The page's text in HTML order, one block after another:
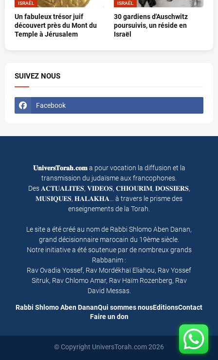
ISRAËL
Un fabuleux trésor juif
découvert près du Mont du
Temple à Jérusalem
ISRAËL
30 gardiens d'Auschwitz
poursuivis, un réside en
Israël
SUIVEZ NOUS
Facebook
𝐔𝐧𝐢𝐯𝐞𝐫𝐬𝐓𝐨𝐫𝐚𝐡.𝐜𝐨𝐦a pour vocation la diffusion et la
transmission du judaïsme aux francophones.
Des 𝐀𝐂𝐓𝐔𝐀𝐋𝐈𝐓𝐄𝐒, 𝐕𝐈𝐃𝐄𝐎𝐒, 𝐂𝐇𝐈𝐎𝐔𝐑𝐈𝐌, 𝐃𝐎𝐒𝐒𝐈𝐄𝐑𝐒,
𝐌𝐔𝐒𝐈𝐐𝐔𝐄𝐒, 𝐇𝐀𝐋𝐀𝐊𝐇𝐀… à travers le prisme des
enseignements de la Torah.
Le site a été créé au nom de Rabbi Shlomo Aben Danan,
grand décisionnaire marocain du 19ème siècle.
Notre initiative a été soutenue par de nombreux grands
Rabbanim :
Rav Ovadia Yossef, Rav Mordékhaï Eliahou, Rav Yossef
Sitruk, Rav Chlomo Amar, Rav Haïm Rozenberg, Rav
David Messas.
Rabbi Shlomo Aben DananQui sommes nousEditionsContact
Faire un don
© Copyright UniversTorah.com 2026